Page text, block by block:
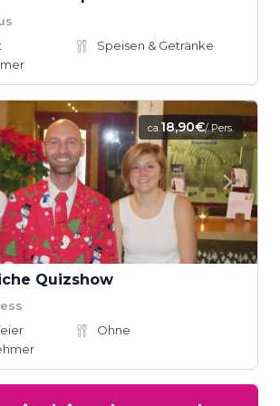
Speisen & Getränke
ca.18,90€/ Pers.
Quizshow
Ohne